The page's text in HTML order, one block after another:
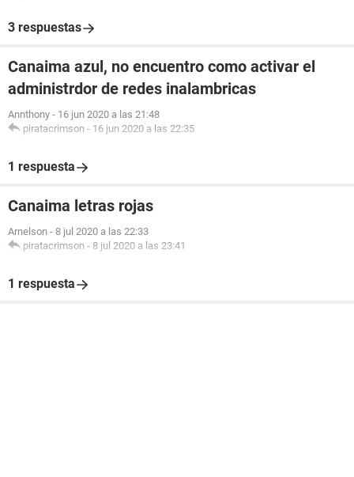
3 respuestas
Canaima azul, no encuentro como activar el
administrdor de redes inalambricas
Annthony - 16 jun 2020 a las 21:48
piratacrimson - 16 jun 2020 a las 22:35
1 respuesta
Canaima letras rojas
Arnelson - 8 jul 2020 a las 22:33
piratacrimson - 8 jul 2020 a las 23:41
1 respuesta